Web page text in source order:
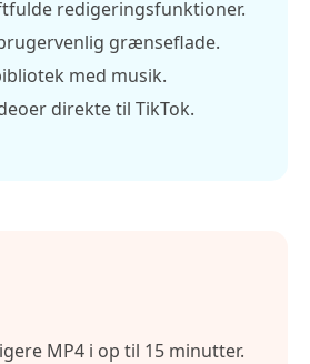
redigeringsfunktioner.
grænseflade.
med musik.
direkte til TikTok.
MP4 i op til 15 minutter.